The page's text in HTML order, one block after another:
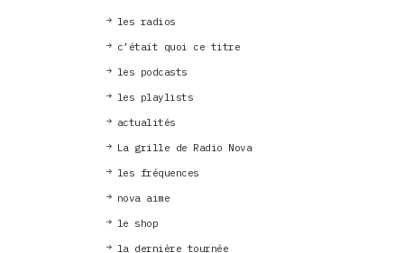
les radios
c’était quoi ce titre
les podcasts
les playlists
actualités
La grille de Radio Nova
les fréquences
nova aime
le shop
la dernière tournée